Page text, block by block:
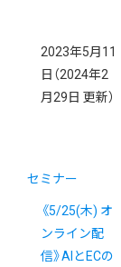
2023年5月11
日 （2024年2
月29日 更新）
セミナー
《5/25(木) オ
ンライン配
信》AIとECの